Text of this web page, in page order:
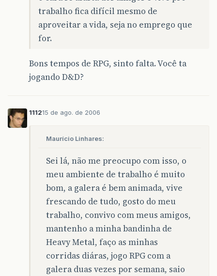
trabalho fica difícil mesmo de
aproveitar a vida, seja no emprego que
for.
Bons tempos de RPG, sinto falta. Você ta
jogando D&D?
111215 de ago. de 2006
Maurício Linhares:
Sei lá, não me preocupo com isso, o
meu ambiente de trabalho é muito
bom, a galera é bem animada, vive
frescando de tudo, gosto do meu
trabalho, convivo com meus amigos,
mantenho a minha bandinha de
Heavy Metal, faço as minhas
corridas diáras, jogo RPG com a
galera duas vezes por semana, saio